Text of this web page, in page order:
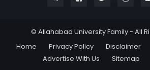
© Allahabad University Family - All
Home
Privacy Policy Disclaimer
Advertise With Us
Sitemap